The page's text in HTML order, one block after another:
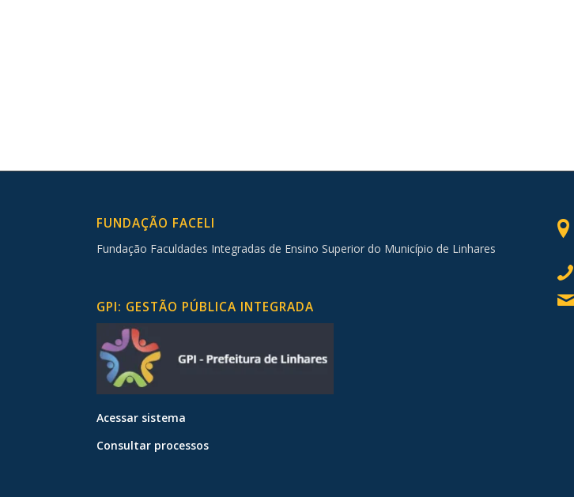
FUNDAÇÃO FACELI
Fundação Faculdades Integradas de Ensino Superior do Município de Linhares
GPI: GESTÃO PÚBLICA INTEGRADA
Acessar sistema
Consultar processos